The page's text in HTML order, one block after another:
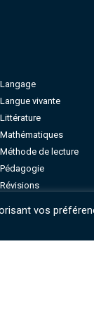
Langage
Langue vivante
Littérature
Mathématiques
Méthode de lecture
Pédagogie
Révisions
Sciences et technologie
vos